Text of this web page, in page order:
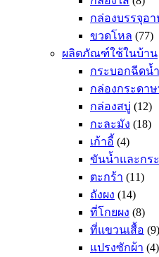
กล่องบรรจุอา
ขวดโหล (77)
ผลิตภัณฑ์ใช้ในบ้าน
กระบอกฉีดน้ำ
กล่องกระดา
กล่องสบู่ (12)
กะละมัง (18)
เก้าอี้ (4)
ขันน้ำและกร
ตะกร้า (11)
ถังผง (14)
ที่โกยผง (8)
ที่แขวนเสื้อ (9)
แปรงซักผ้า (4)